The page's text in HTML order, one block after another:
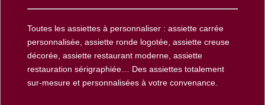
Toutes les assiettes à personnaliser : assiette carrée
personnalisée, assiette ronde logotée, assiette creuse
décorée, assiette restaurant moderne, assiette
restauration sérigraphiée… Des assiettes totalement
sur-mesure et personnalisées à votre convenance.